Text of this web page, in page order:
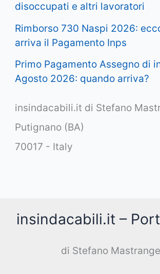
disoccupati e altri lavoratori
Rimborso 730 Naspi 2026:
arriva il Pagamento Inps
Primo Pagamento Assegno di
Agosto 2026: quando arriva?
insindacabili.it di Stefano
Putignano (BA)
70017 - Italy
insindacabili.it –
di Stefano